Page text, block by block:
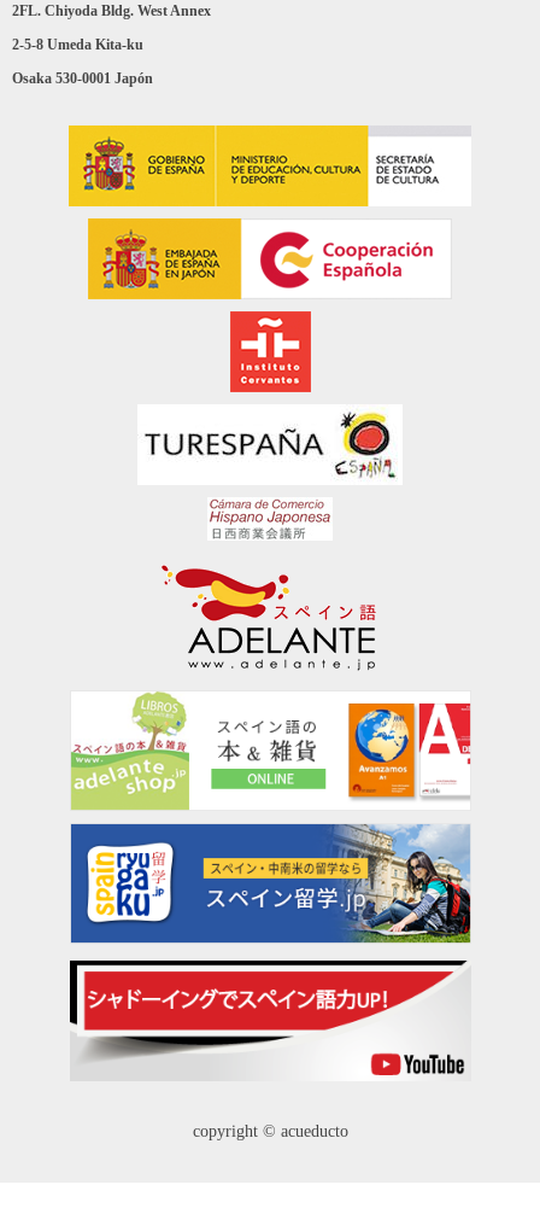
2FL. Chiyoda Bldg. West Annex
2-5-8 Umeda Kita-ku
Osaka 530-0001 Japón
copyright © acueducto